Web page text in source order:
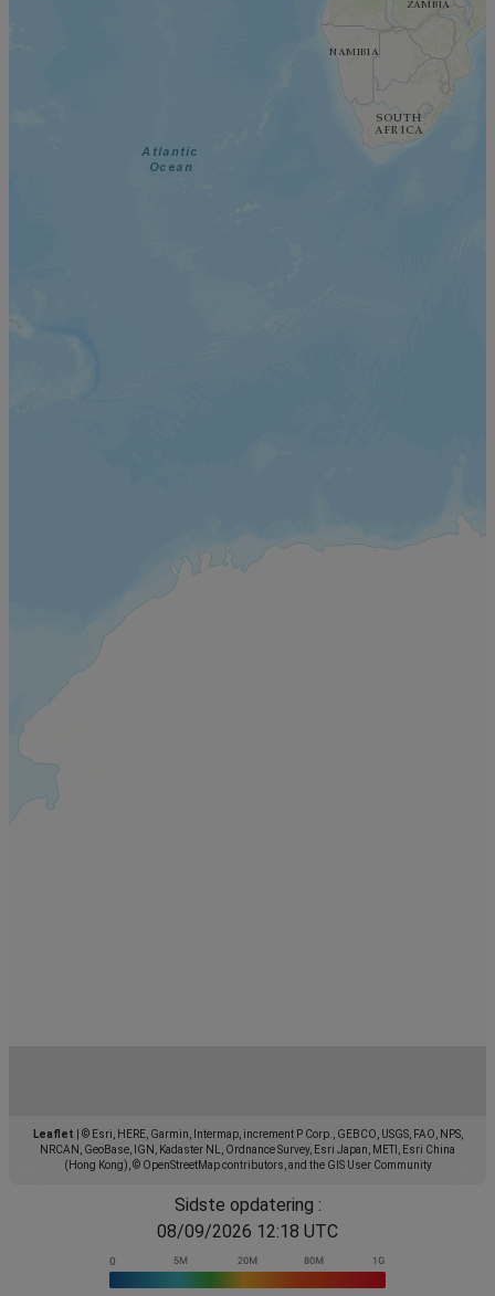
Leaflet
© Esri, HERE, Garmin, Intermap, increment P Corp., GEBCO, USGS, FAO, NPS,
NRCAN, GeoBase, IGN, Kadaster NL, Ordnance Survey, Esri Japan, METI, Esri China
(Hong Kong), © OpenStreetMap contributors, and the GIS User Community
Sidste opdatering :
08/09/2026 12:18 UTC